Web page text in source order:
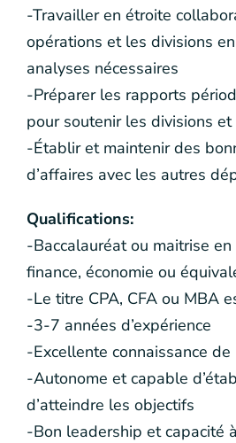
-Travailler en étroite
opérations et les divisions
analyses nécessaires
-Préparer les rapports
pour soutenir les divisions
-Établir et maintenir des
d’affaires avec les autres
Qualifications:
-Baccalauréat ou maitrise
finance, économie ou
-Le titre CPA, CFA ou MBA
-3-7 années d’expérience
-Excellente connaissance
-Autonome et capable
d’atteindre les objectifs
-Bon leadership et capacité